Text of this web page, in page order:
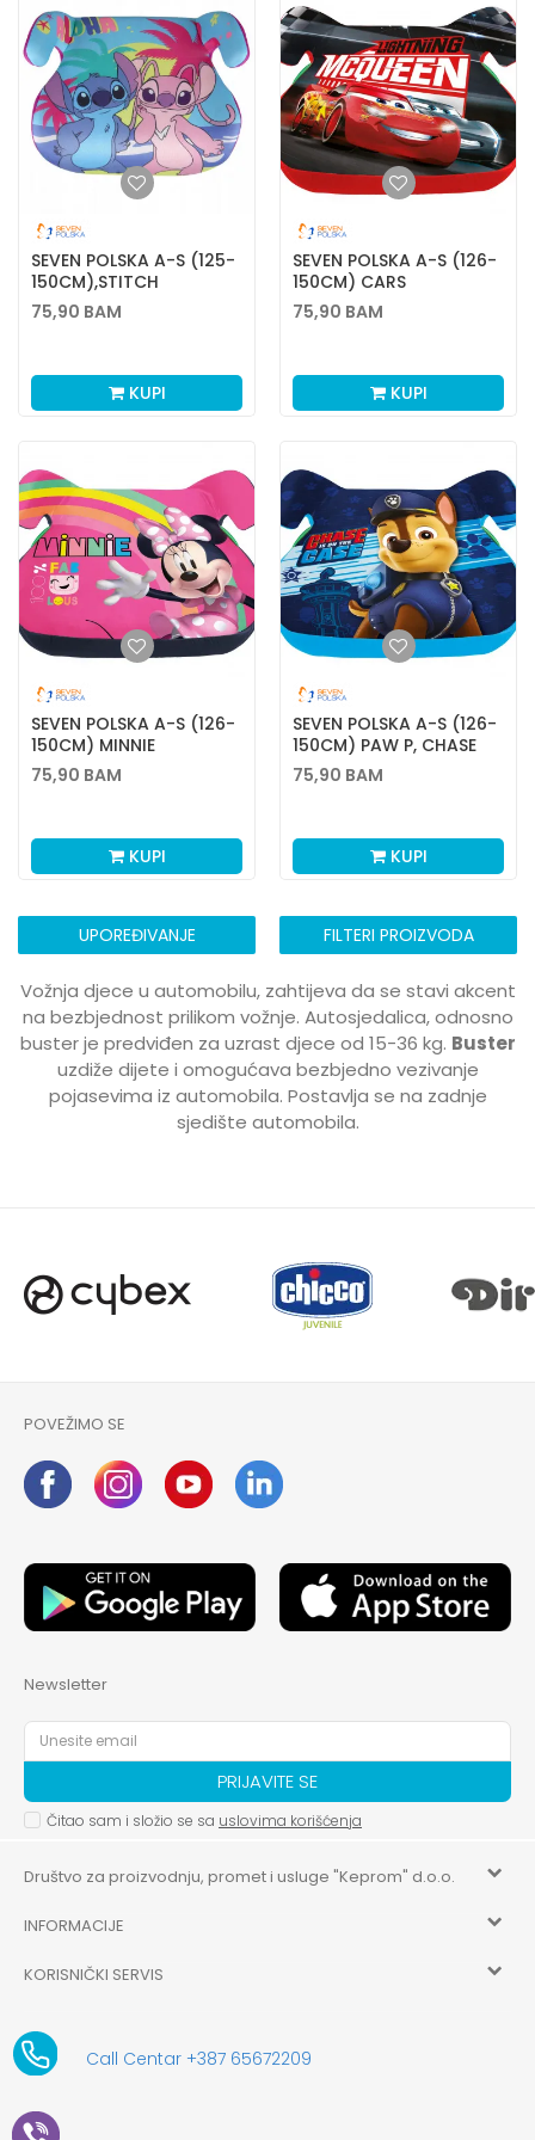
SEVEN POLSKA A-S (125-
150CM),STITCH
75,90 BAM
KUPI
SEVEN POLSKA A-S (126-
150CM) CARS
75,90 BAM
KUPI
SEVEN POLSKA A-S (126-
150CM) MINNIE
75,90 BAM
KUPI
SEVEN POLSKA A-S (126-
150CM) PAW P, CHASE
75,90 BAM
KUPI
UPOREĐIVANJE FILTERI PROIZVODA
Vožnja djece u automobilu, zahtijeva da se stavi akcent
na bezbjednost prilikom vožnje. Autosjedalica, odnosno
buster je predviđen za uzrast djece od 15-36 kg. Buster
uzdiže dijete i omogućava bezbjedno vezivanje
pojasevima iz automobila. Postavlja se na zadnje
sjedište automobila.
POVEŽIMO SE
Newsletter
PRIJAVITE SE
Čitao sam i složio se sa uslovima korišćenja
Društvo za proizvodnju, promet i usluge "Keprom" d.o.o.
HILANDARSKA 32, ISTOČNO NOVO SARAJEVO, ISTOČNO
aksaonlinebih@aksabih.ba
5514802214205743
61-01-0052-11
INFORMACIJE
Zaposlenje
KORISNIČKI SERVIS
Uslovi korišćenja i prodaje
Call Centar +387 65672209